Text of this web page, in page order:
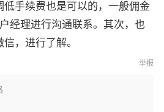
手续费也是可以的，一般佣金
经理进行沟通联系。其次，也
，进行了解。
举报